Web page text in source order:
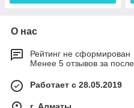
О нас
Рейтинг не сформирован
Менее 5 отзывов за
Работает с 28.05.2019